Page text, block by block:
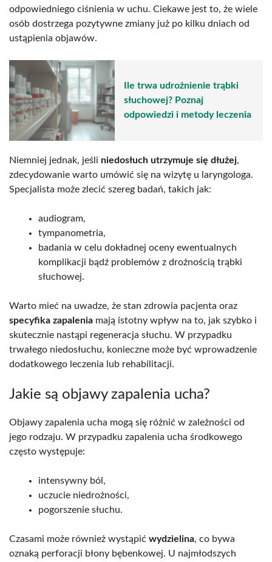
odpowiedniego ciśnienia w uchu. Ciekawe jest to, że wiele
osób dostrzega pozytywne zmiany już po kilku dniach od
ustąpienia objawów.
Ile trwa udrożnienie trąbki
słuchowej? Poznaj
odpowiedzi i metody leczenia
Niemniej jednak, jeśli niedosłuch utrzymuje się dłużej,
zdecydowanie warto umówić się na wizytę u laryngologa.
Specjalista może zlecić szereg badań, takich jak:
audiogram,
tympanometria,
badania w celu dokładnej oceny ewentualnych
komplikacji bądź problemów z drożnością trąbki
słuchowej.
Warto mieć na uwadze, że stan zdrowia pacjenta oraz
specyfika zapalenia mają istotny wpływ na to, jak szybko i
skutecznie nastąpi regeneracja słuchu. W przypadku
trwałego niedosłuchu, konieczne może być wprowadzenie
dodatkowego leczenia lub rehabilitacji.
Jakie są objawy zapalenia ucha?
Objawy zapalenia ucha mogą się różnić w zależności od
jego rodzaju. W przypadku zapalenia ucha środkowego
często występuje:
intensywny ból,
uczucie niedrożności,
pogorszenie słuchu.
Czasami może również wystąpić wydzielina, co bywa
oznaką perforacji błony bębenkowej. U najmłodszych